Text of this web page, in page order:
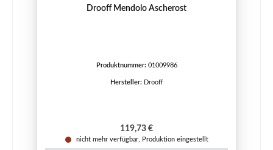
Drooff Mendolo Ascherost
Produktnummer: 01009986
Hersteller: Drooff
Regulärer Preis:
119,73 €
nicht mehr verfügbar, Produktion eingestellt